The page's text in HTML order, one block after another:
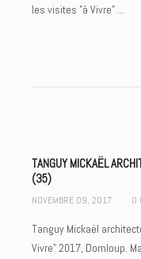
les visites "à Vivre" ...
TANGUY MICKAËL
(35)
NOVEMBRE 09, 2017 0
Tanguy Mickaël
Vivre" 2017, Domloup.